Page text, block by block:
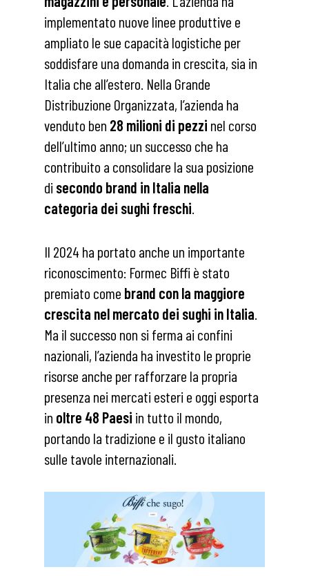
implementato nuove linee produttive e
ampliato le sue capacità logistiche per
soddisfare una domanda in crescita, sia in
Italia che all’estero. Nella Grande
Distribuzione Organizzata, l’azienda ha
venduto ben 28 milioni di pezzi nel corso
dell’ultimo anno; un successo che ha
contribuito a consolidare la sua posizione
di secondo brand in Italia nella
categoria dei sughi freschi
Il 2024 ha portato anche un importante
riconoscimento: Formec Biffi è stato
premiato come brand con la maggiore
crescita nel mercato dei sughi in Italia
Ma il successo non si ferma ai confini
nazionali, l’azienda ha investito le proprie
risorse anche per rafforzare la propria
presenza nei mercati esteri e oggi esporta
in oltre 48 Paesi in tutto il mondo,
portando la tradizione e il gusto italiano
sulle tavole internazionali.